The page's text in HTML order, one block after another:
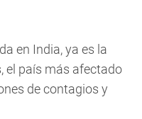
en India, ya es la
el país más afectado
de contagios y